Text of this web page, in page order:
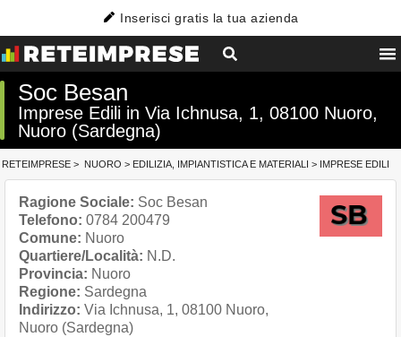
Inserisci gratis la tua azienda
Soc Besan
Imprese Edili in Via Ichnusa, 1, 08100 Nuoro,
Nuoro (Sardegna)
RETEIMPRESE > NUORO > EDILIZIA, IMPIANTISTICA E MATERIALI > IMPRESE EDILI
Ragione Sociale: Soc Besan
Telefono: 0784 200479
Comune: Nuoro
Quartiere/Località: N.D.
Provincia: Nuoro
Regione: Sardegna
Indirizzo: Via Ichnusa, 1, 08100 Nuoro,
Nuoro (Sardegna)